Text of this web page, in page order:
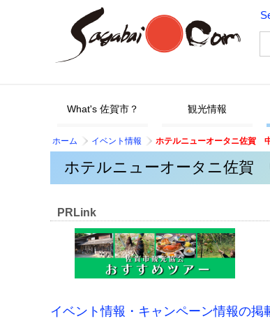
What's 佐賀市？ 観光情報
ホーム イベント情報 ホテルニューオータニ佐賀
ホテルニューオータニ佐賀
PRLink
イベント情報・キャンペーン情報の掲